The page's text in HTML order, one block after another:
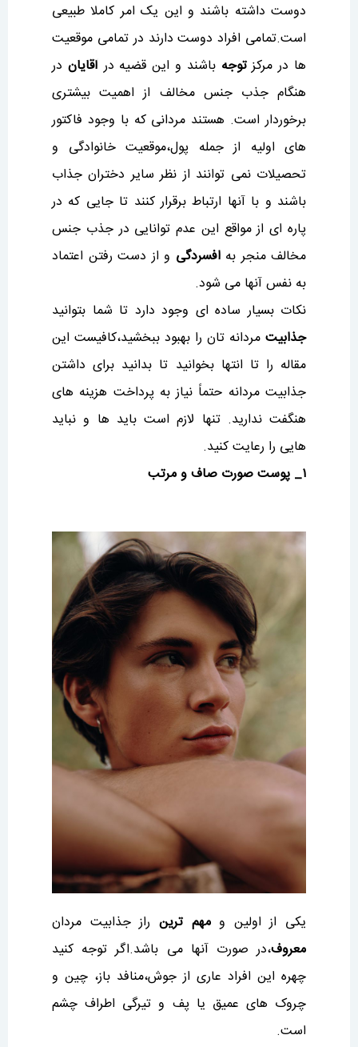
دوست داشته باشند و این یک امر کاملا طبیعی
است.تمامی افراد دوست دارند در تمامی موقعیت
ها در مرکزتوجه باشند و این قضیه درآقایان در
هنگام جذب جنس مخالف از اهمیت بیشتری
برخوردار است. هستند مردانی که با وجود فاکتور
های اولیه از جمله پول،موقعیت خانوادگی و
تحصیلات نمی توانند از نظر سایر دختران جذاب
باشند و با آنها ارتباط برقرار کنند تا جایی که در
پاره ای از مواقع این عدم توانایی در جذب جنس
مخالف منجر بهافسردگی و از دست رفتن اعتماد
به نفس آنها می شود.
نکات بسیار ساده ای وجود دارد تا شما بتوانید
جذابیت مردانه تان را بهبود ببخشید،کافیست این
مقاله را تا انتها بخوانید تا بدانید برای داشتن
جذابیت مردانه حتماً نیاز به پرداخت هزینه های
هنگفت ندارید. تنها لازم است باید ها و نباید
هایی را رعایت کنید.
۱_ پوست صورت صاف و مرتب
یکی از اولین ومهم ترین راز جذابیت مردان
معروف،در صورت آنها می باشد.اگر توجه کنید
چهره این افراد عاری از جوش،منافد باز، چین و
چروک های عمیق یا پف و تیرگی اطراف چشم
است.